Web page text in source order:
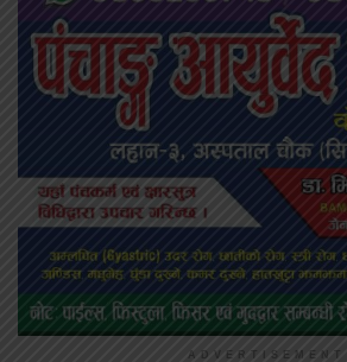
ADVERTISEMENT